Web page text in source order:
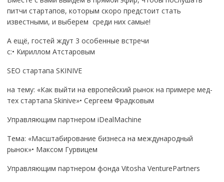
питчи стартапов, которым скоро предстоит стать
известными, и выберем среди них самые!
А ещё, гостей ждут 3 особенные встречи
с:• Кириллом Атстаровым
SEO стартапа SKINIVE
на тему: «Как выйти на европейский рынок на примере мед-
тех стартапа Skinive»• Сергеем Фрадковым
Управляющим партнером iDealMachine
Тема: «Масштабирование бизнеса на международный
рынок»• Максом Гурвицем
Управляющим партнером фонда Vitosha VenturePartners